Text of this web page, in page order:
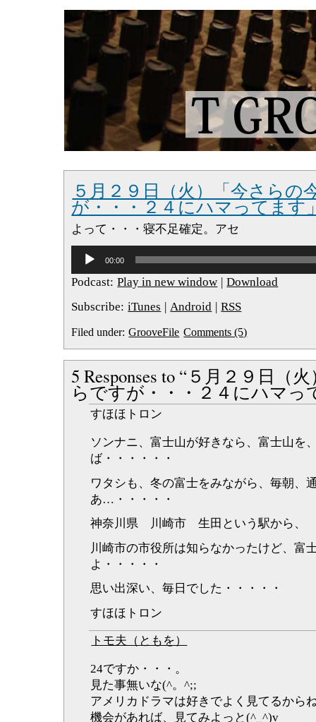
５月２９日（火）「今さらの
が・・・２４にハマってます
よって・・・寝不足確定。アセ
プ
レ
ヤ
00:00
Podcast: Play in new window | Download
Subscribe: iTunes | Android | RSS
Filed under: GrooveFile Comments (5)
5 Responses to “５月２９日（
らですが・・・２４にハマっ
すほほトロン
ソンナニ、富士山が好きなら、富士山を
ば・・・・・・
ワタシも、冬の富士をみながら、毎朝、
あ…・・・・・
神奈川県 川崎市 生田という駅から、
川崎市の市役所は知らなかったけど、富
よ・・・・・
思い出深い、毎日でした・・・・・
すほほトロン
トモ夫（ともを）
24ですか・・・。
見た事無いな(^。^;;
アメリカドラマは好きでよく見てるから
機会があれば、見てみよっと(^_^)v